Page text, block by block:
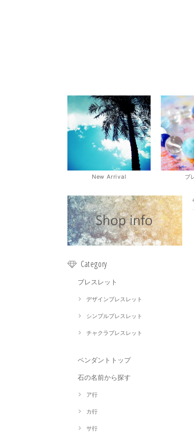
New Arrival ブ
Category
ブレスレット
デザインブレスレット
シンプルブレスレット
チャクラブレスレット
ペンダントトップ
石の名前から探す
ア行
カ行
サ行